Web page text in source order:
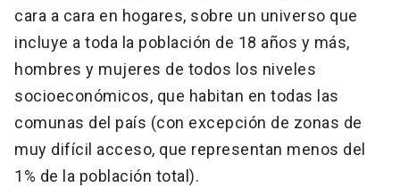
cara a cara en hogares, sobre un universo que
incluye a toda la población de 18 años y más,
hombres y mujeres de todos los niveles
socioeconómicos, que habitan en todas las
comunas del país (con excepción de zonas de
muy difícil acceso, que representan menos del
1% de la población total).